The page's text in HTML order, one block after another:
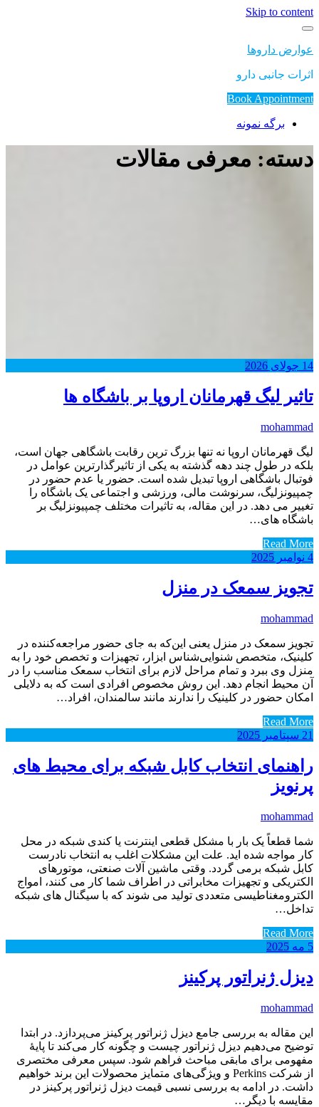
Skip to content
عوارض داروها
اثرات جانبی دارو
Book Appointment
برگه نمونه
دسته: معرفی مقالات
14 جولای 2026
تاثیر لیگ قهرمانان اروپا بر باشگاه ها
mohammad
لیگ قهرمانان اروپا نه تنها بزرگ ترین رقابت باشگاهی جهان است،
بلکه در طول چند دهه گذشته به یکی از تاثیرگذارترین عوامل در
فوتبال باشگاهی اروپا تبدیل شده است. حضور یا عدم حضور در
چمپیونزلیگ، سرنوشت مالی، ورزشی و اجتماعی یک باشگاه را
تغییر می دهد. در این مقاله، به تاثیرات مختلف چمپیونزلیگ بر
باشگاه های…
Read More
4 نوامبر 2025
تجویز سمعک در منزل
mohammad
تجویز سمعک در منزل یعنی این‌که به جای حضور مراجعه‌کننده در
کلینیک، متخصص شنوایی‌شناس ابزار، تجهیزات و تخصص خود را به
منزل وی ببرد و تمام مراحل لازم برای انتخاب سمعک مناسب را در
آن محیط انجام دهد. این روش مخصوص افرادی است که به دلایلی
امکان حضور در کلینیک را ندارند مانند سالمندان، افراد…
Read More
21 سپتامبر 2025
راهنمای انتخاب کابل شبکه برای محیط های
پرنویز
mohammad
شما قطعاً یک بار با مشکل قطعی اینترنت یا کندی شبکه در محل
کار مواجه شده اید. علت این مشکلات اغلب به انتخاب نادرست
کابل شبکه برمی گردد. وقتی ماشین آلات صنعتی، موتورهای
الکتریکی و تجهیزات مخابراتی در اطراف شما کار می کنند، امواج
الکترومغناطیسی متعددی تولید می شوند که با سیگنال های شبکه
تداخل…
Read More
5 مه 2025
دیزل ژنراتور پرکینز
mohammad
این مقاله به بررسی جامع دیزل ژنراتور پرکینز می‌پردازد. در ابتدا
توضیح می‌دهیم دیزل ژنراتور چیست و چگونه کار می‌کند تا پایهٔ
مفهومی برای مابقی مباحث فراهم شود. سپس معرفی مختصری
از شرکت Perkins و ویژگی‌های متمایز محصولات این برند خواهیم
داشت. در ادامه به بررسی نسبی قیمت دیزل ژنراتور پرکینز در
مقایسه با دیگر…